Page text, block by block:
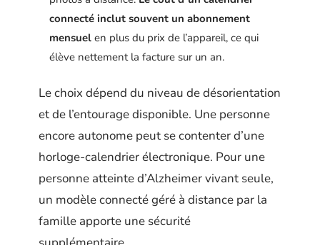
connecté inclut souvent un abonnement
mensuel en plus du prix de l’appareil, ce qui
élève nettement la facture sur un an.
Le choix dépend du niveau de désorientation
et de l’entourage disponible. Une personne
encore autonome peut se contenter d’une
horloge-calendrier électronique. Pour une
personne atteinte d’Alzheimer vivant seule,
un modèle connecté géré à distance par la
famille apporte une sécurité